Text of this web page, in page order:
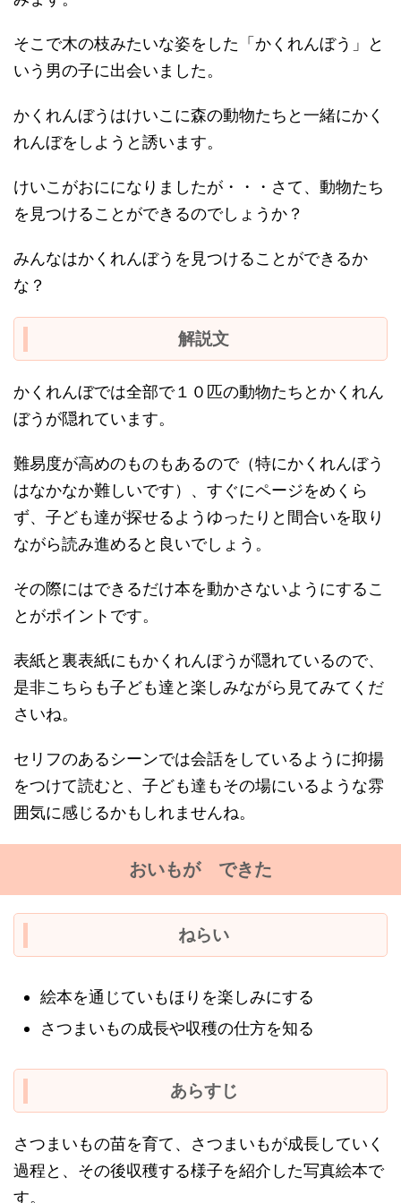
そこで木の枝みたいな姿をした「かくれんぼう」と
いう男の子に出会いました。
かくれんぼうはけいこに森の動物たちと一緒にかく
れんぼをしようと誘います。
けいこがおにになりましたが・・・さて、動物たち
を見つけることができるのでしょうか？
みんなはかくれんぼうを見つけることができるか
な？
解説文
かくれんぼでは全部で１０匹の動物たちとかくれん
ぼうが隠れています。
難易度が高めのものもあるので（特にかくれんぼう
はなかなか難しいです）、すぐにページをめくら
ず、子ども達が探せるようゆったりと間合いを取り
ながら読み進めると良いでしょう。
その際にはできるだけ本を動かさないようにするこ
とがポイントです。
表紙と裏表紙にもかくれんぼうが隠れているので、
是非こちらも子ども達と楽しみながら見てみてくだ
さいね。
セリフのあるシーンでは会話をしているように抑揚
をつけて読むと、子ども達もその場にいるような雰
囲気に感じるかもしれませんね。
おいもが できた
ねらい
絵本を通じていもほりを楽しみにする
さつまいもの成長や収穫の仕方を知る
あらすじ
さつまいもの苗を育て、さつまいもが成長していく
過程と、その後収穫する様子を紹介した写真絵本で
す。